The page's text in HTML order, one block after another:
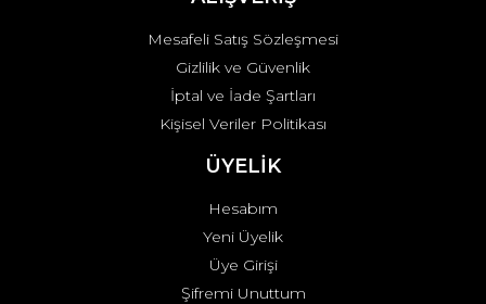
Mesafeli Satış Sözleşmesi
Gizlilik ve Güvenlik
İptal ve İade Şartları
Kişisel Veriler Politikası
ÜYELİK
Hesabım
Yeni Üyelik
Üye Girişi
Şifremi Unuttum